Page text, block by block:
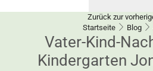
Zurück zur
Startseite
Blog
Vater-Kind-
Kindergarten